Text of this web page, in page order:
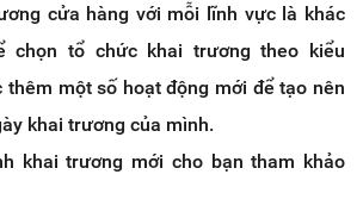
cửa hàng với mỗi lĩnh vực là khác
chọn tổ chức khai trương theo kiểu
thêm một số hoạt động mới để tạo nên
khai trương của mình.
khai trương mới cho bạn tham khảo